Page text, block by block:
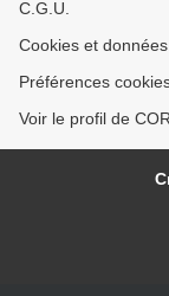
C.G.U.
Cookies et
Préférences
Voir le profil de